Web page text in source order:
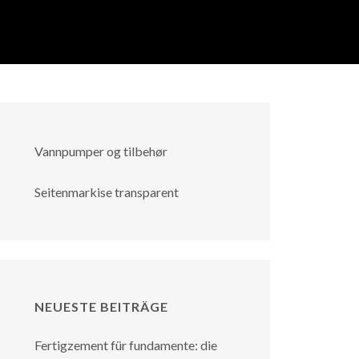
Vannpumper og tilbehør
Seitenmarkise transparent
NEUESTE BEITRÄGE
Fertigzement für fundamente: die